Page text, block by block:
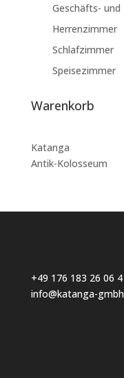
Geschäfts-
Herrenzimmer
Schlafzimmer
Speisezimmer
Warenkorb
Katanga
Antik-Kolosseum
+49 176 183 26 06 4
info@katanga-